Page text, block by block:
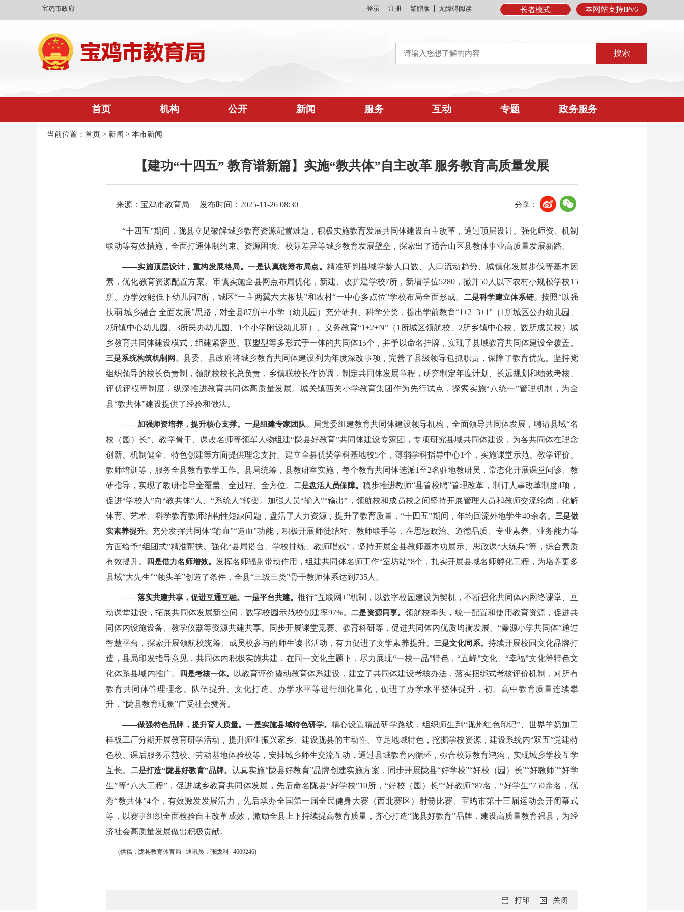
宝鸡市政府 本网站支持IPv6
长者模式
登录 注册 繁體版 无障碍阅读
首页 机构 公开 新闻 服务 互动 专题 政务服务
当前位置： 首页 > 新闻 > 本市新闻
【建功“十四五” 教育谱新篇】实施“教共体”自主改革 服务教育高质量发展
来源：宝鸡市教育局 发布时间：2025-11-26 08:30 分享：
“十四五”期间，陇县立足破解城乡教育资源配置难题，积极实施教育发展共同体建设自主改革，通过顶层设计、强化师资、机制
联动等有效措施，全面打通体制约束、资源困境、校际差异等城乡教育发展壁垒，探索出了适合山区县教体事业高质量发展新路。
——实施顶层设计，重构发展格局。一是认真统筹布局点。精准研判县域学龄人口数、人口流动趋势、城镇化发展步伐等基本因
素，优化教育资源配置方案。审慎实施全县网点布局优化，新建、改扩建学校7所，新增学位5280，撤并50人以下农村小规模学校15
所、办学效能低下幼儿园7所，城区“一主两翼六大板块”和农村“一中心多点位”学校布局全面形成。 二是科学建立体系链。 按照“以强
扶弱 城乡融合 全面发展”思路，对全县87所中小学（幼儿园）充分研判、科学分类，提出学前教育“1+2+3+1”（1所城区公办幼儿园、
2所镇中心幼儿园、3所民办幼儿园、1个小学附设幼儿班）、义务教育“1+2+N”（1所城区领航校、2所乡镇中心校、数所成员校）城
乡教育共同体建设模式，组建紧密型、联盟型等多形式于一体的共同体15个，并予以命名挂牌，实现了县域教育共同体建设全覆盖。
三是系统构筑机制网。 县委、县政府将城乡教育共同体建设列为年度深改事项，完善了县级领导包抓职责，保障了教育优先。坚持党
组织领导的校长负责制，领航校校长总负责，乡镇联校长作协调，制定共同体发展章程，研究制定年度计划、长远规划和绩效考核、
评优评模等制度，纵深推进教育共同体高质量发展。城关镇西关小学教育集团作为先行试点，探索实施“八统一”管理机制，为全
县“教共体”建设提供了经验和做法。
——加强师资培养，提升核心支撑。 一是组建专家团队。
局党委组建教育共同体建设领导机构，全面领导共同体发展，聘请县域“名
校（园）长”、教学骨干、课改名师等领军人物组建“陇县好教育”共同体建设专家团，专项研究县域共同体建设，为各共同体在理念
创新、机制健全、特色创建等方面提供理念支持。建立全县优势学科基地校5个，薄弱学科指导中心1个，实施课堂示范、教学评价、
教师培训等，服务全县教育教学工作。县局统筹，县教研室实施，每个教育共同体选派1至2名驻地教研员，常态化开展课堂问诊、教
研指导，实现了教研指导全覆盖、全过程、全方位。二是盘活人员保障。 稳步推进教师“县管校聘”管理改革，制订人事改革制度4项，
促进“学校人”向“教共体”人、“系统人”转变。加强人员“输入”“输出”，领航校和成员校之间坚持开展管理人员和教师交流轮岗，化解
体育、艺术、科学教育教师结构性短缺问题，盘活了人力资源，提升了教育质量，“十四五”期间，年均回流外地学生40余名。
三是做
实素养提升。 充分发挥共同体“输血”“造血”功能，积极开展师徒结对、教师联手等，在思想政治、道德品质、专业素养、业务能力等
方面给予“组团式”精准帮扶。强化“县局搭台、学校排练、教师唱戏”，坚持开展全县教师基本功展示、思政课“大练兵”等，综合素质
有效提升。
四是借力名师增效。 发挥名师辐射带动作用，组建共同体名师工作“室坊站”8个，扎实开展县域名师孵化工程，为培养更多
县域“大先生”“领头羊”创造了条件，全县“三级三类”骨干教师体系达到735人。
——落实共建共享，促进互通互融。 一是平台共建。 推行“互联网+”机制，以数字校园建设为契机，不断强化共同体内网络课堂、互
动课堂建设，拓展共同体发展新空间，数字校园示范校创建率97%。二是资源同享。领航校牵头，统一配置和使用教育资源，促进共
同体内设施设备、教学仪器等资源共建共享。同步开展课堂竞赛、教育科研等，促进共同体内优质均衡发展。“秦源小学共同体”通过
智慧平台，探索开展领航校统筹、成员校参与的师生读书活动，有力促进了文学素养提升。 三是文化同系。 持续开展校园文化品牌打
造，县局印发指导意见，共同体内积极实施共建，在同一文化主题下，尽力展现“一校一品”特色，“五峰”文化、“幸福”文化等特色文
化体系县域内推广。
四是考核一体。
以教育评价撬动教育体系建设，建立了共同体建设考核办法，落实捆绑式考核评价机制，对所有
教育共同体管理理念、队伍提升、文化打造、办学水平等进行细化量化，促进了办学水平整体提升，初、高中教育质量连续攀
升，“陇县教育现象”广受社会赞誉。
——做强特色品牌，提升育人质量。一是实施县域特色研学。精心设置精品研学路线，组织师生到“陇州红色印记”、世界羊奶加工
样板工厂分期开展教育研学活动，提升师生振兴家乡、建设陇县的主动性。立足地域特色，挖掘学校资源，建设系统内“双五”党建特
色校、课后服务示范校、劳动基地体验校等，安排城乡师生交流互动，通过县域教育内循环，弥合校际教育鸿沟，实现城乡学校互学
互长。 二是打造“陇县好教育”品牌。 认真实施“陇县好教育”品牌创建实施方案，同步开展陇县“好学校”“好校（园）长”“好教师”“好学
生”等“八大工程”，促进城乡教育共同体发展，先后命名陇县“好学校”10所，“好校（园）长”“好教师”87名，“好学生”750余名，优
秀“教共体”4个，有效激发发展活力，先后承办全国第一届全民健身大赛（西北赛区）射箭比赛、宝鸡市第十三届运动会开闭幕式
等，以赛事组织全面检验自主改革成效，激励全县上下持续提高教育质量，齐心打造“陇县好教育”品牌，建设高质量教育强县，为经
济社会高质量发展做出积极贡献。
(供稿：陇县教育体育局 通讯员：张陇利 4609246)
关闭
打印